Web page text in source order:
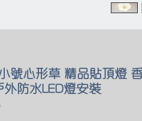
號心形草 精品貼頂燈
防水LED燈安裝